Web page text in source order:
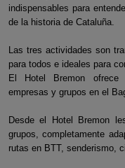
indispensables para
de la historia de Cataluña.
Las tres actividades son
para todos e ideales para
El Hotel Bremon ofrece
empresas y grupos en el
Desde el Hotel Bremon
grupos, completamente
rutas en BTT, senderismo,